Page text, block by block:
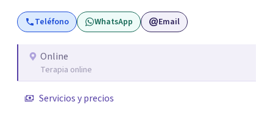
vida. Será un gusto acompañarte en este proceso. Quedo
atento para resolver cualquier duda y acordar una cita. Un
Teléfono WhatsApp Email
Online
Terapia online
Servicios y precios